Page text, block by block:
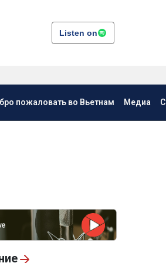
Listen on
пожаловать во Вьетнам Медиа